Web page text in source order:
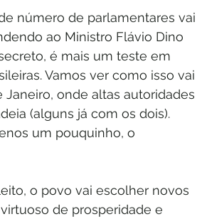
número de parlamentares vai
ao Ministro Flávio Dino
é mais um teste em
Vamos ver como isso vai
onde altas autoridades
(alguns já com os dois).
um pouquinho, o
o povo vai escolher novos
de prosperidade e